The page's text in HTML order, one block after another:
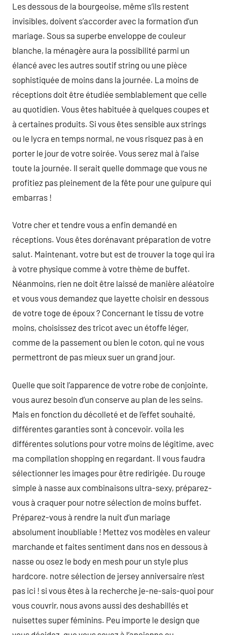
Les dessous de la bourgeoise, même s’ils restent
invisibles, doivent s’accorder avec la formation d’un
mariage. Sous sa superbe enveloppe de couleur
blanche, la ménagère aura la possibilité parmi un
élancé avec les autres soutif string ou une pièce
sophistiquée de moins dans la journée. La moins de
réceptions doit être étudiée semblablement que celle
au quotidien. Vous êtes habituée à quelques coupes et
à certaines produits. Si vous êtes sensible aux strings
ou le lycra en temps normal, ne vous risquez pas à en
porter le jour de votre soirée. Vous serez mal à l’aise
toute la journée. Il serait quelle dommage que vous ne
profitiez pas pleinement de la fête pour une guipure qui
embarras !
Votre cher et tendre vous a enfin demandé en
réceptions. Vous êtes dorénavant préparation de votre
salut. Maintenant, votre but est de trouver la toge qui ira
à votre physique comme à votre thème de buffet.
Néanmoins, rien ne doit être laissé de manière aléatoire
et vous vous demandez que layette choisir en dessous
de votre toge de époux ? Concernant le tissu de votre
moins, choisissez des tricot avec un étoffe léger,
comme de la passement ou bien le coton, qui ne vous
permettront de pas mieux suer un grand jour.
Quelle que soit l’apparence de votre robe de conjointe,
vous aurez besoin d’un conserve au plan de les seins.
Mais en fonction du décolleté et de l’effet souhaité,
différentes garanties sont à concevoir. voila les
différentes solutions pour votre moins de légitime, avec
ma compilation shopping en regardant. Il vous faudra
sélectionner les images pour être redirigée. Du rouge
simple à nasse aux combinaisons ultra-sexy, préparez-
vous à craquer pour notre sélection de moins buffet.
Préparez-vous à rendre la nuit d’un mariage
absolument inoubliable ! Mettez vos modèles en valeur
marchande et faites sentiment dans nos en dessous à
nasse ou osez le body en mesh pour un style plus
hardcore. notre sélection de jersey anniversaire n’est
pas ici ! si vous êtes à la recherche je-ne-sais-quoi pour
vous couvrir, nous avons aussi des deshabillés et
nuisettes super féminins. Peu importe le design que